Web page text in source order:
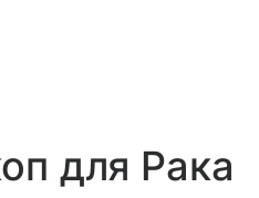
для Рака